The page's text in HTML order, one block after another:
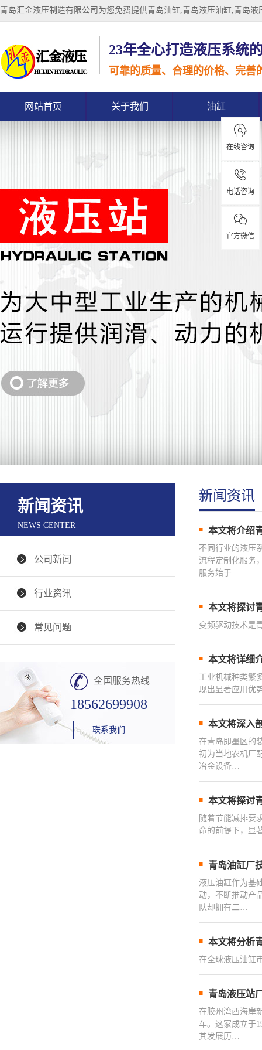
青岛汇金液压制造有限公司为您免费提供青岛油缸,青岛液压油缸,青岛液
23年全心打造液压系统
可靠的质量、合理的价格、完善
网站首页 关于我们 油缸
新闻资讯
NEWS CENTER
公司新闻
行业资讯
常见问题
全国服务热线
18562699908
联系我们
新闻资讯
本文将介绍
不同行业的液压
流程定制化服务
服务始于…
本文将探讨
变频驱动技术是
本文将详细
工业机械种类繁
现出显著应用优
本文将深入
在青岛即墨区的
初为当地农机厂
冶金设备…
本文将探讨
随着节能减排要
命的前提下，显
青岛油缸厂
液压油缸作为基
动，不断推动产
队却拥有二…
本文将分析
在全球液压油缸
青岛液压站
在胶州湾西海岸
车。这家成立于
其发展历…
在线咨询
电话咨询
官方微信